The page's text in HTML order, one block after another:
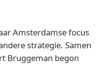
Amsterdamse focus
strategie. Samen
Bruggeman begon